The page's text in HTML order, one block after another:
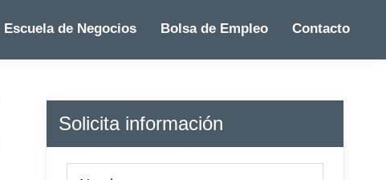
Escuela de Negocios Bolsa de Empleo Contacto
Barra
lateral
principal
Solicita información